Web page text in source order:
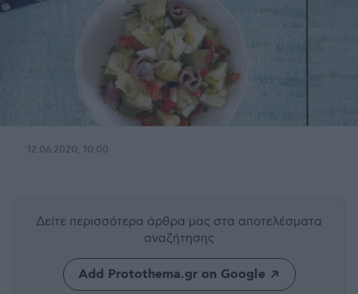
12.06.2020, 10:00
Δείτε περισσότερα άρθρα μας στα αποτελέσματα
αναζήτησης
Add Protothema.gr on Google